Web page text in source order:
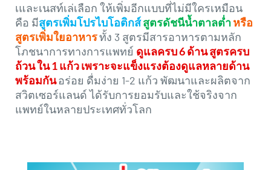
เและเนสท์เล่เลือก ให้เพิ่มอีกแบบที่ไม่มีใครเหมือน
คือ มีสูตรเพิ่มโปรไบโอติกส์สูตรดัชนีน้ำตาลต่ำหรือ
สูตรเพิ่มใยอาหารทั้ง 3 สูตรมีสารอาหารตามหลัก
โภชนาการทางการแพทย์ ดูแลครบ 6 ด้าน สูตรครบ
ถ้วน ใน 1 แก้ว เพราะจะแข็งแรงต้องดูแลหลายด้าน
พร้อมกันอร่อย ดื่มง่าย 1-2 แก้ว พัฒนาและผลิตจาก
สวิตเซอร์แลนด์ ได้รับการยอมรับและใช้จริงจาก
แพทย์ในหลายประเทศทั่วโลก